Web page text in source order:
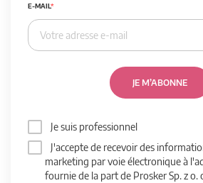
E-MAIL
JE M’ABONNE
Je suis professionnel
J'accepte de recevoir des
marketing par voie électronique à
fournie de la part de Prosker Sp. z o.